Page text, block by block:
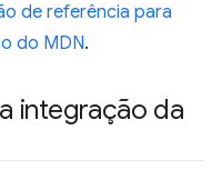
de referência para
do MDN.
integração da